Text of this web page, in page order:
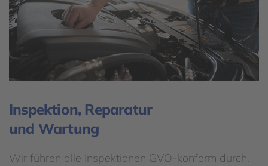
Inspektion, Reparatur
und Wartung
Wir führen alle Inspektionen GVO-konform durch.